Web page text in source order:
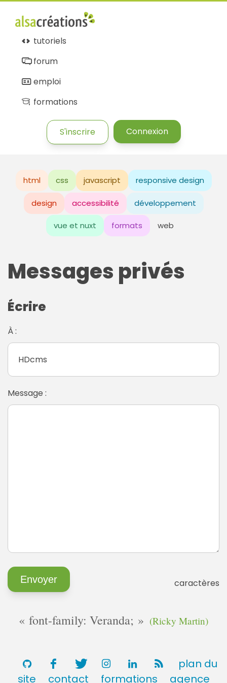
tutoriels
forum
emploi
formations
S'inscrire Connexion
html css javascript responsive design
design accessibilité développement
vue et nuxt formats web
Messages privés
Écrire
À :
Message :
caractères
font-family: Veranda; (Ricky Martin)
plan du
site
contact formations agence